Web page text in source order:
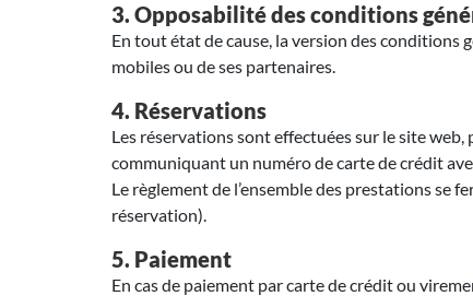
3. Opposabilité des conditions
En tout état de cause, la version des conditions
mobiles ou de ses partenaires.
4. Réservations
Les réservations sont effectuées sur le site
communiquant un numéro de carte de crédit
Le règlement de l’ensemble des prestations se
réservation).
5. Paiement
En cas de paiement par carte de crédit ou